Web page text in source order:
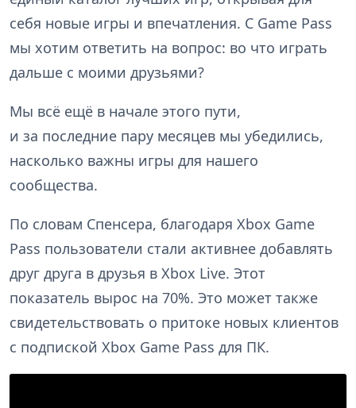
себя новые игры и впечатления. С Game Pass
мы хотим ответить на вопрос: во что играть
дальше с моими друзьями?
Мы всё ещё в начале этого пути,
и за последние пару месяцев мы убедились,
насколько важны игры для нашего
сообщества.
По словам Спенсера, благодаря Xbox Game
Pass пользователи стали активнее добавлять
друг друга в друзья в Xbox Live. Этот
показатель вырос на 70%. Это может также
свидетельствовать о притоке новых клиентов
с подпиской Xbox Game Pass для ПК.